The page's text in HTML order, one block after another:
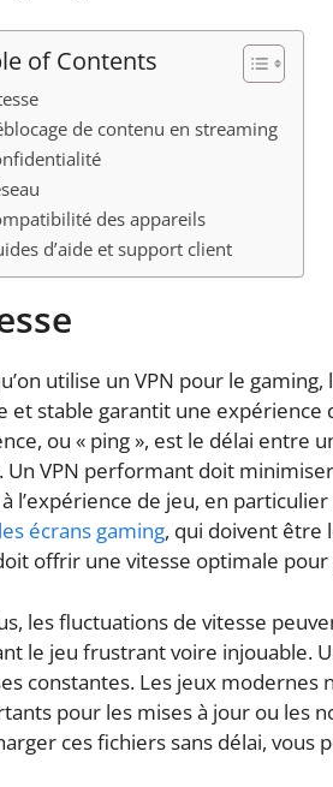
of Contents
de contenu en streaming
des appareils
d’aide et support client
utilise un VPN pour le
et stable garantit une expérience
ou « ping », est le délai entre
Un VPN performant doit
l’expérience de jeu, en
les écrans gaming, qui doivent être
offrir une vitesse optimale
les fluctuations de vitesse
le jeu frustrant voire injouable.
constantes. Les jeux
pour les mises à jour ou les
ces fichiers sans délai,